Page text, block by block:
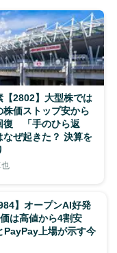
【2802】大型株では
株価ストップ安から
復 「手のひら返
なぜ起きた？ 決算を
也
】オープンAI好発
は高値から4割安
PayPay上場が示す今